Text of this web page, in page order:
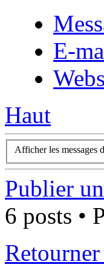
E-
Haut
Afficher les messages
Publier
6 posts •